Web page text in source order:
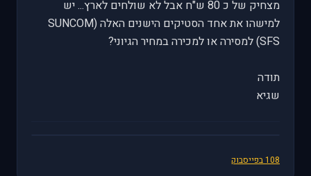
מצחיק של כ 80 ש"ח אבל לא שולחים לארץ... יש
למישהו את אחד הסטיקים הישנים האלה (SUNCOM
SFS) למסירה או למכירה במחיר הגיוני?
תודה
שגיא
108 בפייסבוק